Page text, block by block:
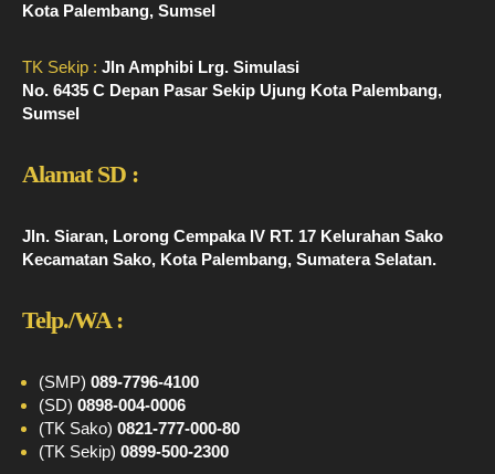
Kota Palembang, Sumsel
TK Sekip : Jln Amphibi Lrg. Simulasi
No. 6435 C Depan Pasar Sekip Ujung Kota Palembang,
Sumsel
Alamat SD :
Jln. Siaran, Lorong Cempaka IV RT. 17 Kelurahan Sako
Kecamatan Sako, Kota Palembang, Sumatera Selatan.
Telp./WA :
(SMP) 089-7796-4100
(SD) 0898-004-0006
(TK Sako) 0821-777-000-80
(TK Sekip) 0899-500-2300